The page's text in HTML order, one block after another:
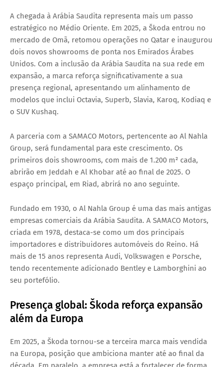
A chegada à Arábia Saudita representa mais um passo
estratégico no Médio Oriente. Em 2025, a Škoda entrou no
mercado de Omã, retomou operações no Qatar e inaugurou
dois novos showrooms de ponta nos Emirados Árabes
Unidos. Com a inclusão da Arábia Saudita na sua rede em
expansão, a marca reforça significativamente a sua
presença regional, apresentando um alinhamento de
modelos que inclui Octavia, Superb, Slavia, Karoq, Kodiaq e
o SUV Kushaq.
A parceria com a SAMACO Motors, pertencente ao Al Nahla
Group, será fundamental para este crescimento. Os
primeiros dois showrooms, com mais de 1.200 m² cada,
abrirão em Jeddah e Al Khobar até ao final de 2025. O
espaço principal, em Riad, abrirá no ano seguinte.
Fundado em 1930, o Al Nahla Group é uma das mais antigas
empresas comerciais da Arábia Saudita. A SAMACO Motors,
criada em 1978, destaca-se como um dos principais
importadores e distribuidores automóveis do Reino. Há
mais de 15 anos representa Audi, Volkswagen e Porsche,
tendo recentemente adicionado Bentley e Lamborghini ao
seu portefólio.
Presença global: Škoda reforça expansão
além da Europa
Em 2025, a Škoda tornou-se a terceira marca mais vendida
na Europa, posição que ambiciona manter até ao final da